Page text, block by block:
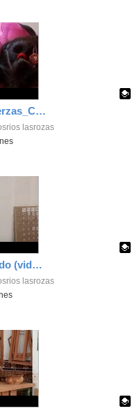
Las ardillas reponen fuerzas_CEIP FDLR_Las Rozas
lasrozas
4ºB repasa mates jugando (video)_CEIP FDLR_Las Rozas
lasrozas